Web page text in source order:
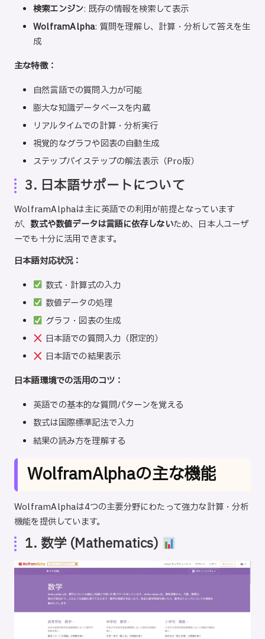
検索エンジン: 既存の情報を検索して表示
WolframAlpha: 質問を理解し、計算・分析して答えを生
成
主な特徴：
自然言語での質問入力が可能
膨大な知識データベースを内蔵
リアルタイムでの計算・分析実行
視覚的なグラフや図表の自動生成
ステップバイステップの解法表示（Pro版）
3. 日本語サポートについて
WolframAlphaは主に英語での利用が前提となっています
が、 数式や数値データは言語に依存しないため、日本人ユーザ
ーでも十分に活用できます。
日本語対応状況：
数式・計算式の入力
数値データの処理
グラフ・図表の生成
日本語での質問入力（限定的）
日本語での結果表示
日本語環境での活用のコツ：
英語での基本的な質問パターンを覚える
数式は国際標準記法で入力
結果の読み方を理解する
WolframAlphaの主な機能
WolframAlphaは4つの主要分野にわたって強力な計算・分析
機能を提供しています。
1. 数学 (Mathematics)